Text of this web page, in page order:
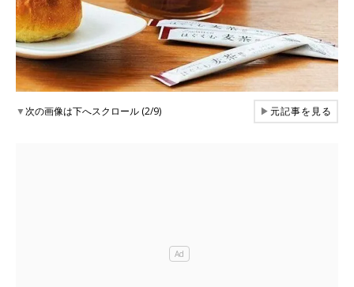
▼次の画像は下へスクロール (2/9) ▶元記事を見る